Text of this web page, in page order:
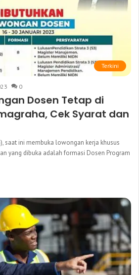
Terkini
0
Dosen Tetap di
Cek Syarat dan
saat ini membuka lowongan kerja khusus
yang dibuka adalah formasi Dosen Program